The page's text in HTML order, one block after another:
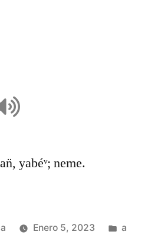
yabéᵛ; neme.
Enero 5, 2023 a